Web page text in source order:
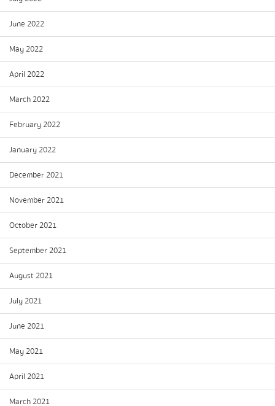
June 2022
May 2022
April 2022
March 2022
February 2022
January 2022
December 2021
November 2021
October 2021
September 2021
August 2021
July 2021
June 2021
May 2021
April 2021
March 2021